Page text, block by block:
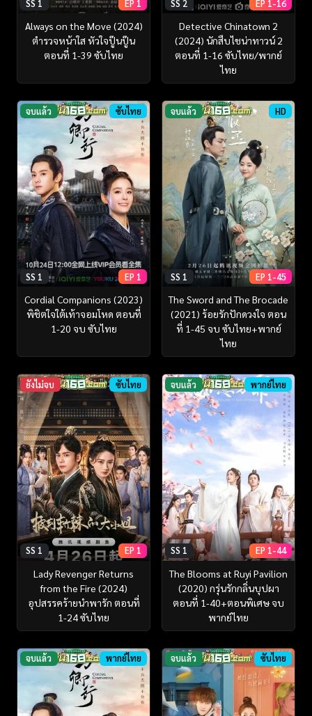
SS 1 EP 1
Always on the Move (2024)
ตำรวจหน้าใส หัวใจปู๊นปู๊น
ตอนที่ 1-39 ซับไทย
SS 2 EP 1-16
Detective Chinatown 2
(2024) นักสืบไชน่าทาวน์ 2
ตอนที่ 1-16 ซับไทย/พากย์
ไทย
จบแล้ว ซับไทย
SS 1 EP 1
Cordial Companions (2023)
พิชิตใจใต้เท้าจอมโหด ตอนที่
1-20 จบ ซับไทย
จบแล้ว HD
SS 1 EP 1-45
The Sword and The Brocade
(2021) ร้อยรักปักดวงใจ ตอน
ที่ 1-45 จบ ซับไทย+พากย์
ไทย
ยังไม่จบ ซับไทย
SS 1 EP 1
Lady Revenger Returns
from the Fire (2024)
อุปสรรคร้ายนำพารัก ตอนที่
1-24 ซับไทย
จบแล้ว พากย์ไทย
SS 1 EP 1-44
The Blooms at Ruyi Pavilion
(2020) กรุ่นรักกลิ่นบุปผา
ตอนที่ 1-40+ตอนพิเศษ จบ
พากย์ไทย
จบแล้ว พากย์ไทย จบแล้ว ซับไทย